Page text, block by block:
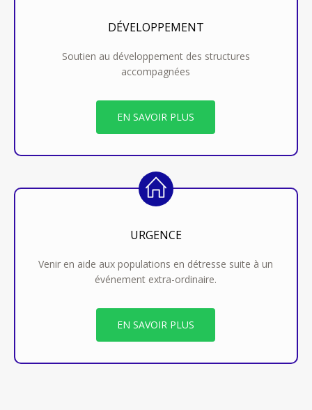
DÉVELOPPEMENT
Soutien au développement des structures
accompagnées
EN SAVOIR PLUS
URGENCE
Venir en aide aux populations en détresse suite à un
événement extra-ordinaire.
EN SAVOIR PLUS